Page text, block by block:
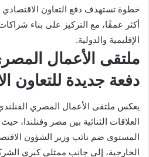
خطوة تستهدف دفع التعاون
أكثر عمقًا، مع التركيز على بناء
الإقليمية والدولية.
ملتقى الأعمال
دفعة جديدة للتعاون
يعكس ملتقى الأعمال المصري
العلاقات الثنائية بين مصر وفنلندا، حيث
المستوى ضم نائب وزير الشؤون
الخارجية، إلى جانب ممثلي كبرى